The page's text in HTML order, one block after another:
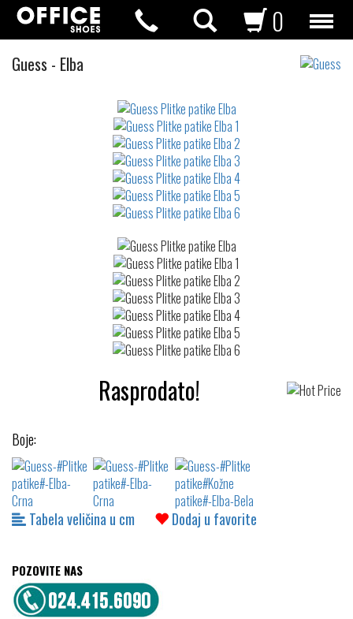
0
Guess Plitke
- Elba
Rasprodato!
Boje:
Tabela veličina u cm Dodaj u favorite
POZOVITE NAS